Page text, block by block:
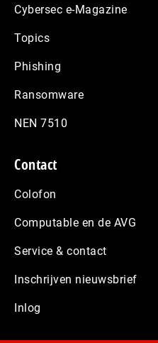
Cybersec e-Magazine
Topics
Phishing
Ransomware
NEN 7510
Contact
Colofon
Computable en de AVG
Service & contact
Inschrijven nieuwsbrief
Inlog